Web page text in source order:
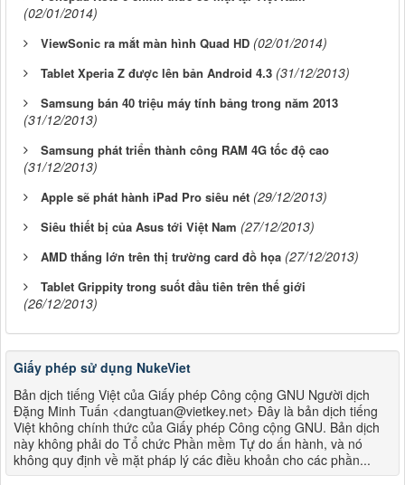
(02/01/2014)
ViewSonic ra mắt màn hình Quad HD (02/01/2014)
Tablet Xperia Z được lên bản Android 4.3 (31/12/2013)
Samsung bán 40 triệu máy tính bảng trong năm 2013
(31/12/2013)
Samsung phát triển thành công RAM 4G tốc độ cao
(31/12/2013)
Apple sẽ phát hành iPad Pro siêu nét (29/12/2013)
Siêu thiết bị của Asus tới Việt Nam (27/12/2013)
AMD thắng lớn trên thị trường card đồ họa (27/12/2013)
Tablet Grippity trong suốt đầu tiên trên thế giới
(26/12/2013)
Giấy phép sử dụng NukeViet
Bản dịch tiếng Việt của Giấy phép Công cộng GNU Người dịch
Đặng Minh Tuấn <dangtuan@vietkey.net> Đây là bản dịch tiếng
Việt không chính thức của Giấy phép Công cộng GNU. Bản dịch
này không phải do Tổ chức Phần mềm Tự do ấn hành, và nó
không quy định về mặt pháp lý các điều khoản cho các phần...